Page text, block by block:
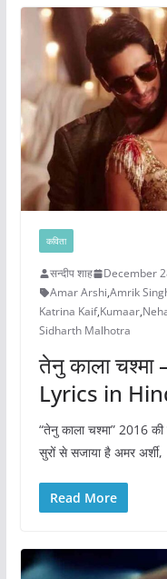
कविता
सन्दीप शाह December
Amar Arshi,Amrik
Katrina Kaif,Kumaar,
Sidharth Malhotra
तेनु काला
Lyrics in
“तेनु काला चश्मा” 2016 की
सुरों से सजाया है अमर अर्शी,
Read More